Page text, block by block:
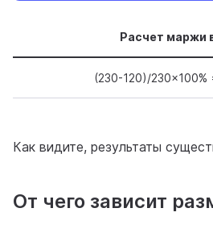
Расчет маржи
(230-120)/230×100%
Как видите, результаты
От чего зависит